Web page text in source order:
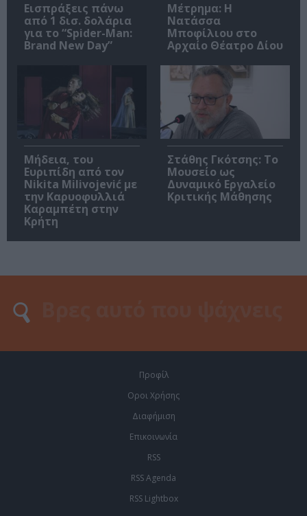
Εισπράξεις πάνω
από 1 δισ. δολάρια
για το “Spider-Man:
Brand New Day”
Μέτρημα: Η
Νατάσσα
Μποφίλιου στο
Αρχαίο Θέατρο Δίου
Μήδεια, του
Ευριπίδη από τον
Nikita Milivojević με
την Καρυοφυλλιά
Καραμπέτη στην
Κρήτη
Στάθης Γκότσης: Το
Μουσείο ως
Δυναμικό Εργαλείο
Κριτικής Μάθησης
Προφίλ
Οροι Χρήσης
Διαφήμιση
Επικοινωνία
RSS
RSS Agenda
RSS Lightbox